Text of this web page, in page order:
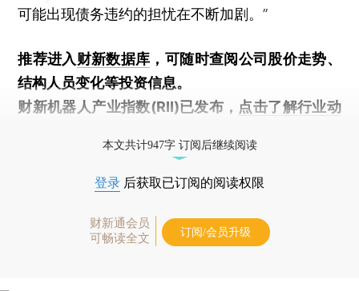
可能出现债务违约的担忧在不断加剧。”
推荐进入财新数据库 ，可随时查阅公司股价走势、
结构人员变化等投资信息。
财新机器人产业指数(RII)已发布， 点击了解行业动
本文共计947字 订阅后继续阅读
登录 后获取已订阅的阅读权限
财新通会员
可畅读全文
订阅/会员升级